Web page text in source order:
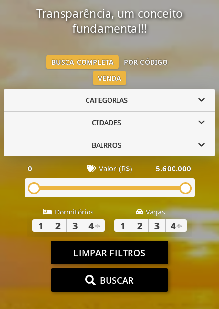
Transparência, um conceito
fundamental!!
VENDA
BUSCA COMPLETA POR CÓDIGO
CATEGORIAS
CIDADES
BAIRROS
0 Valor (R$) 5.600.000
Dormitórios
1 2 3 4+
Vagas
1 2 3 4+
LIMPAR FILTROS
BUSCAR